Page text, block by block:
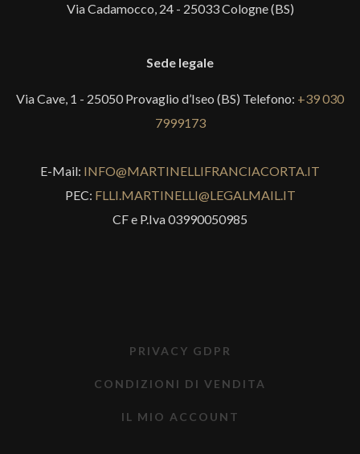
Via Cadamocco, 24 - 25033 Cologne (BS)
Sede legale
Via Cave, 1 - 25050 Provaglio d’Iseo (BS) Telefono: +39 030
7999173
E-Mail: INFO@MARTINELLIFRANCIACORTA.IT
PEC: FLLI.MARTINELLI@LEGALMAIL.IT
CF e P.Iva 03990050985
PRIVACY GDPR
CONDIZIONI DI VENDITA
IL MIO ACCOUNT